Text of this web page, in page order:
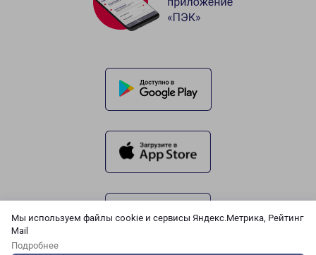
Мы используем файлы cookie и сервисы Яндекс.Метрика, Рейтинг
Mail
Подробнее